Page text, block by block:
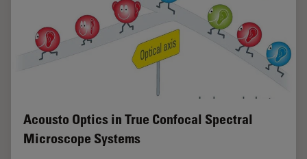
Acousto Optics in True Confocal Spectral
Microscope Systems